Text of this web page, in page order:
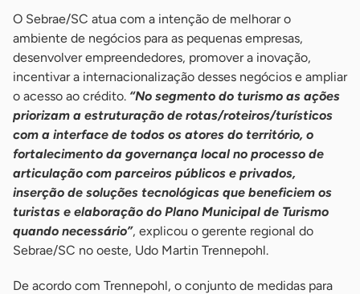
O Sebrae/SC atua com a intenção de melhorar o
ambiente de negócios para as pequenas empresas,
desenvolver empreendedores, promover a inovação,
incentivar a internacionalização desses negócios e ampliar
o acesso ao crédito. “No segmento do turismo as ações
priorizam a estruturação de rotas/roteiros/turísticos
com a interface de todos os atores do território, o
fortalecimento da governança local no processo de
articulação com parceiros públicos e privados,
inserção de soluções tecnológicas que beneficiem os
turistas e elaboração do Plano Municipal de Turismo
quando necessário”, explicou o gerente regional do
Sebrae/SC no oeste, Udo Martin Trennepohl.
De acordo com Trennepohl, o conjunto de medidas para